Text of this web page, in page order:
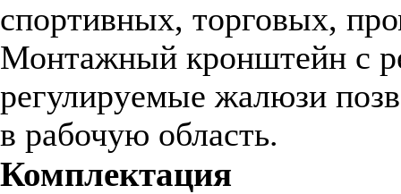
спортивных, торговых,
Монтажный кронштейн с
регулируемые жалюзи
в рабочую область.
Комплектация